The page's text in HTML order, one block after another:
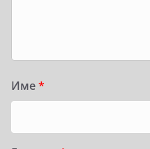
Име*